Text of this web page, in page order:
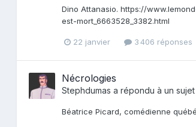
Dino Attanasio. https://
est-mort_6663528_3382.html
22 janvier 3 406 réponses
Nécrologies
Stephdumas a répondu à un
Béatrice Picard, comédienne